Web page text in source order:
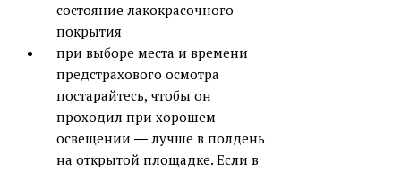
состояние лакокрасочного
покрытия
при выборе места и времени
предстрахового осмотра
постарайтесь, чтобы он
проходил при хорошем
освещении ― лучше в полдень
на открытой площадке. Если в